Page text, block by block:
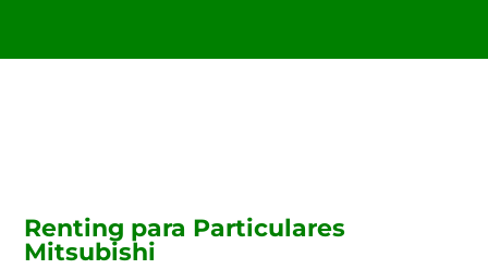
Renting para Particulares
Mitsubishi